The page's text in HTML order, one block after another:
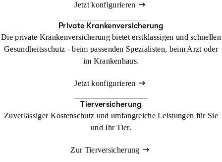
Jetzt konfigurieren
Private Krankenversicherung
Die private Krankenversicherung bietet erstklassigen und schnellen
Gesundheitsschutz - beim passenden Spezialisten, beim Arzt oder
im Krankenhaus.
Jetzt konfigurieren
Tierversicherung
Zuverlässiger Kostenschutz und umfangreiche Leistungen für Sie
und Ihr Tier.
Zur Tierversicherung